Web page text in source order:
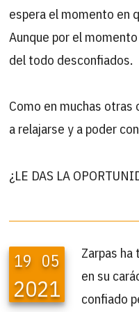
espera el momento en
Aunque por el
del todo desconfiados.
Como en muchas otras
a relajarse y a poder
¿LE DAS LA
19 05
2021
Zarpas
en su
confiado